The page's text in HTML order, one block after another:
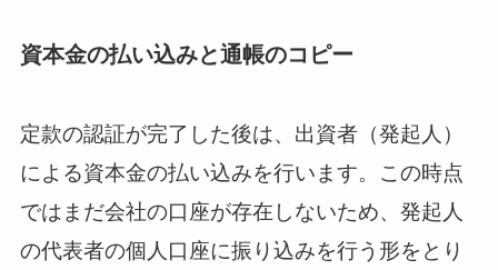
資本金の払い込みと通帳のコピー
定款の認証が完了した後は、出資者（発起人）
による資本金の払い込みを行います。この時点
ではまだ会社の口座が存在しないため、発起人
の代表者の個人口座に振り込みを行う形をとり